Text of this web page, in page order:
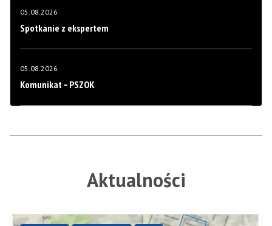
05.08.2026
Spotkanie z ekspertem
05.08.2026
Komunikat – PSZOK
Aktualności